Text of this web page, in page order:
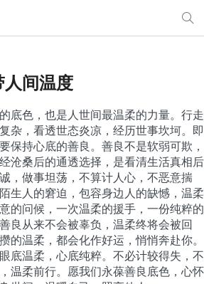
间温度
底色，也是人世间最温柔的力量。行走
杂，看透世态炎凉，经历世事坎坷。即
保持心底的善良。善良不是软弱可欺，
沧桑后的通透选择，是看清生活真相后
，做事坦荡，不算计人心，不恶意揣
生人的窘迫，包容身边人的缺憾，温柔
的问候，一次温柔的援手，一份纯粹的
良从来不会被辜负，温柔终将会被回
的温柔，都会化作好运，悄悄奔赴你。
底温柔，心底纯粹。不必计较得失，不
温柔前行。愿我们永葆善良底色，心怀